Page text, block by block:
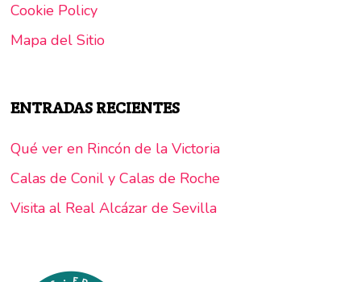
Cookie Policy
Mapa del Sitio
ENTRADAS RECIENTES
Qué ver en Rincón de la Victoria
Calas de Conil y Calas de Roche
Visita al Real Alcázar de Sevilla